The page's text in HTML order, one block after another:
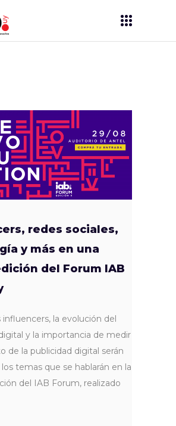
redes sociales,
y más en una
del Forum IAB
influencers, la evolución del
y la importancia de medir
de la publicidad digital serán
temas que se hablarán en la
del IAB Forum, realizado